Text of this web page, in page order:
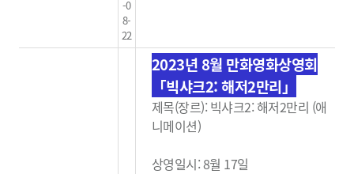
-0
8-
22
2023년 8월 만화영화상영회
「빅샤크2: 해저2만리」
제목(장르): 빅샤크2: 해저2만리 (애
니메이션)
상영일시: 8월 17일